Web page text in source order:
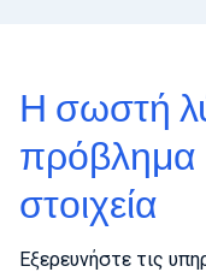
Η σωστή
πρόβλημα
στοιχεία
Εξερευνήστε τις